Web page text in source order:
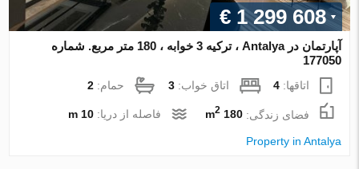
€ 1 299 608
آپارتمان در Antalya ، ترکیه 3 خوابه ، 180 متر مربع. شماره
177050
اتاقها:4 اتاق خواب:3 حمام:2
فضای زندگی:180 m
2 فاصله از دریا:10 m
Property in Antalya